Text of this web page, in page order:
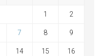
1 2
7 8 9
14 15 16